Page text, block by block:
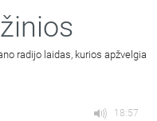
radijo laidas, kurios apžvelgia
18:57